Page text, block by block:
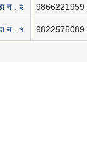
न . २
न . १ 9822575089